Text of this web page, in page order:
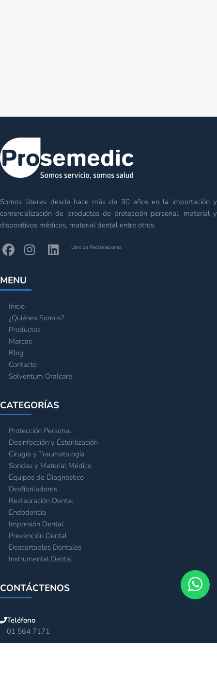
Somos líderes desde hace más de 30 años en la importación y
comercialización de productos de protección personal, material y
dispositivos médicos, material dental entre otros.
Libro de Reclamaciones
MENU
Inicio
¿Quiénes Somos?
Productos
Marcas
Blog
Contacto
Solventum Oralcare
CATEGORÍAS
Protección Personal
Desinfección y Esterilización
Cirugía y Traumatología
Sondas y Material Médico
Equipos de Diagnostico
Desfibriladores
Restauración Dental
Endodoncia
Impresión Dental
Prevención Dental
Descartables Dentales
Instrumental Dental
CONTÁCTENOS
Teléfono
01 564 7171